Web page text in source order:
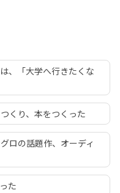
、「大学へ行きたくな
くり、本をつくった
ロの話題作、オーディ
た